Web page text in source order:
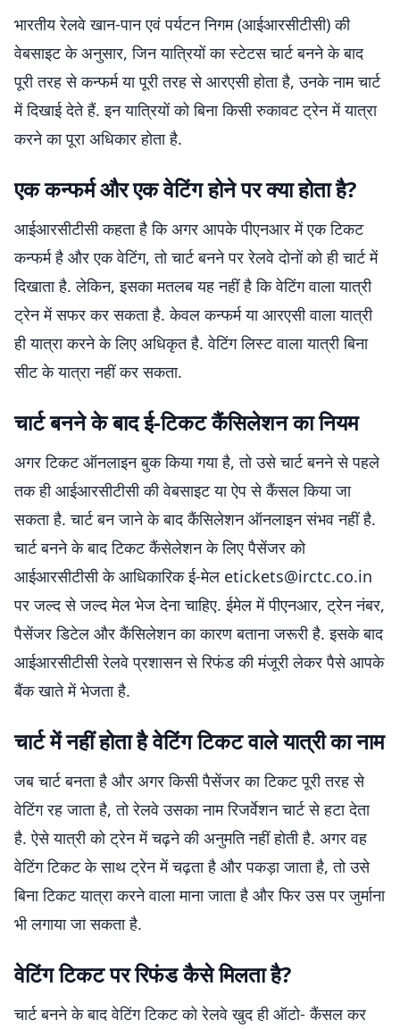
भारतीय रेलवे खान-पान एवं पर्यटन निगम (आईआरसीटीसी) की
वेबसाइट के अनुसार, जिन यात्रियों का स्टेटस चार्ट बनने के बाद
पूरी तरह से कन्फर्म या पूरी तरह से आरएसी होता है, उनके नाम चार्ट
में दिखाई देते हैं. इन यात्रियों को बिना किसी रुकावट ट्रेन में यात्रा
करने का पूरा अधिकार होता है.
एक कन्फर्म और एक वेटिंग होने पर क्या होता है?
आईआरसीटीसी कहता है कि अगर आपके पीएनआर में एक टिकट
कन्फर्म है और एक वेटिंग, तो चार्ट बनने पर रेलवे दोनों को ही चार्ट में
दिखाता है. लेकिन, इसका मतलब यह नहीं है कि वेटिंग वाला यात्री
ट्रेन में सफर कर सकता है. केवल कन्फर्म या आरएसी वाला यात्री
ही यात्रा करने के लिए अधिकृत है. वेटिंग लिस्ट वाला यात्री बिना
सीट के यात्रा नहीं कर सकता.
चार्ट बनने के बाद ई-टिकट कैंसिलेशन का नियम
अगर टिकट ऑनलाइन बुक किया गया है, तो उसे चार्ट बनने से पहले
तक ही आईआरसीटीसी की वेबसाइट या ऐप से कैंसल किया जा
सकता है. चार्ट बन जाने के बाद कैंसिलेशन ऑनलाइन संभव नहीं है.
चार्ट बनने के बाद टिकट कैंसेलेशन के लिए पैसेंजर को
आईआरसीटीसी के आधिकारिक ई-मेल etickets@irctc.co.in
पर जल्द से जल्द मेल भेज देना चाहिए. ईमेल में पीएनआर, ट्रेन नंबर,
पैसेंजर डिटेल और कैंसिलेशन का कारण बताना जरूरी है. इसके बाद
आईआरसीटीसी रेलवे प्रशासन से रिफंड की मंजूरी लेकर पैसे आपके
बैंक खाते में भेजता है.
चार्ट में नहीं होता है वेटिंग टिकट वाले यात्री का नाम
जब चार्ट बनता है और अगर किसी पैसेंजर का टिकट पूरी तरह से
वेटिंग रह जाता है, तो रेलवे उसका नाम रिजर्वेशन चार्ट से हटा देता
है. ऐसे यात्री को ट्रेन में चढ़ने की अनुमति नहीं होती है. अगर वह
वेटिंग टिकट के साथ ट्रेन में चढ़ता है और पकड़ा जाता है, तो उसे
बिना टिकट यात्रा करने वाला माना जाता है और फिर उस पर जुर्माना
भी लगाया जा सकता है.
वेटिंग टिकट पर रिफंड कैसे मिलता है?
चार्ट बनने के बाद वेटिंग टिकट को रेलवे खुद ही ऑटो- कैंसल कर